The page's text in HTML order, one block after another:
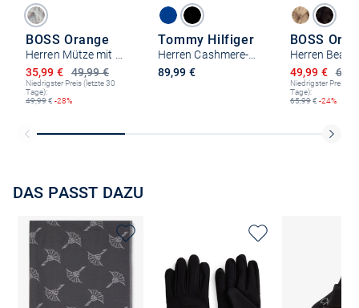
BOSS Orange
49,99 €
Ermäßigter Preis
35,99 €
Niedrigster Preis (letzte 30
Tage):
49,99€ -28%
Tommy Hilfiger
89,99 €
BOSS
Ermäßigter
49,99 €
Niedrigster Preis
Tage):
65,99€ -24%
DAS PASST DAZU